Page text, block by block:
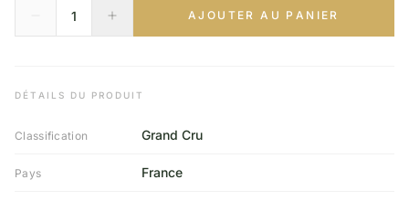
AJOUTER AU PANIER
DÉTAILS DU PRODUIT
Classification Grand Cru
Pays France